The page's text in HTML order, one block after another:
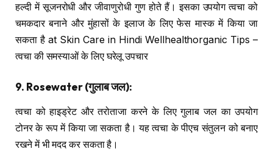
हल्दी में सूजनरोधी और जीवाणुरोधी गुण होते हैं। इसका उपयोग त्वचा को
चमकदार बनाने और मुंहासों के इलाज के लिए फेस मास्क में किया जा
सकता है at Skin Care in Hindi Wellhealthorganic Tips –
त्वचा की समस्याओं के लिए घरेलू उपचार
9. Rosewater (गुलाब जल):
त्वचा को हाइड्रेट और तरोताजा करने के लिए गुलाब जल का उपयोग
टोनर के रूप में किया जा सकता है। यह त्वचा के पीएच संतुलन को बनाए
रखने में भी मदद कर सकता है।